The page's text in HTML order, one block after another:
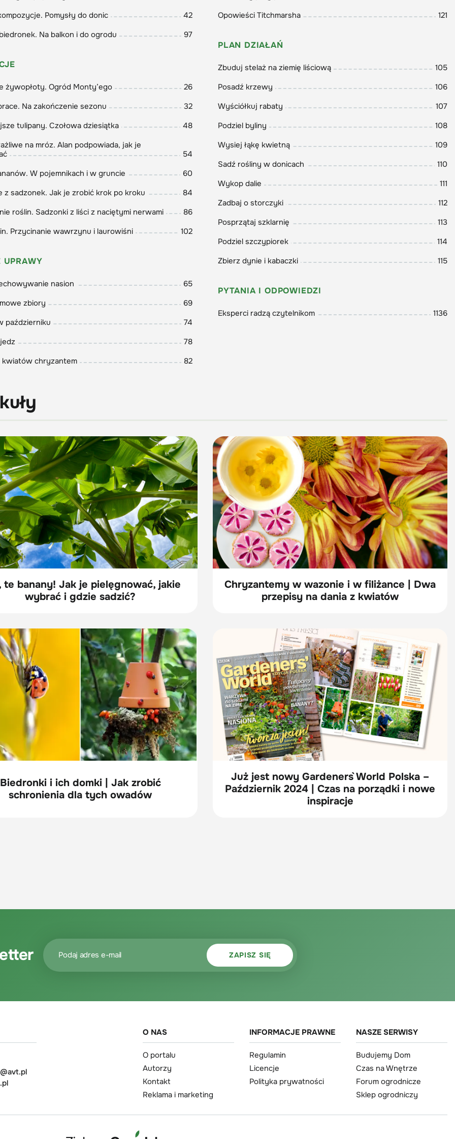
do lektury,
Wójcik
Pomysły do donic
42
Na balkon i do ogrodu
97
żywopłoty. Ogród Monty’ego
26
Na zakończenie sezonu
32
tulipany. Czołowa dziesiątka
48
na mróz. Alan podpowiada, jak je
54
W pojemnikach i w gruncie
60
z sadzonek. Jak je zrobić krok po kroku
84
roślin. Sadzonki z liści z naciętymi nerwami
86
Przycinanie wawrzynu i laurowiśni
102
UPRAWY
nasion
65
zbiory
69
październiku
74
78
kwiatów chryzantem
82
Opowieści Titchmarsha
121
PLAN DZIAŁAŃ
Zbuduj stelaż na ziemię liściową
105
Posadź krzewy
106
Wyściółkuj rabaty
107
Podziel byliny
108
Wysiej łąkę kwietną
109
Sadź rośliny w donicach
110
Wykop dalie
111
Zadbaj o storczyki
112
Posprzątaj szklarnię
113
Podziel szczypiorek
114
Zbierz dynie i kabaczki
115
PYTANIA I ODPOWIEDZI
Eksperci radzą czytelnikom 1136
te banany! Jak je pielęgnować, jakie
wybrać i gdzie sadzić?
Chryzantemy w wazonie i w filiżance | Dwa
przepisy na dania z kwiatów
Biedronki i ich domki | Jak zrobić
schronienia dla tych owadów
Już jest nowy Gardeners` World Polska –
Październik 2024 | Czas na porządki i nowe
inspiracje
O NAS
O portalu
Autorzy
Kontakt
Reklama i marketing
INFORMACJE PRAWNE
Regulamin
Licencje
Polityka prywatności
NASZE SERWISY
Budujemy Dom
Czas na Wnętrze
Forum ogrodnicze
Sklep ogrodniczy